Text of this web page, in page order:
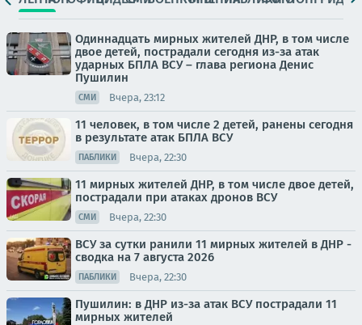
Одиннадцать мирных жителей ДНР, в том числе
двое детей, пострадали сегодня из-за атак
ударных БПЛА ВСУ – глава региона Денис
Пушилин
СМИ Вчера, 23:12
11 человек, в том числе 2 детей, ранены сегодня
в результате атак БПЛА ВСУ
ПАБЛИКИ Вчера, 22:30
11 мирных жителей ДНР, в том числе двое детей,
пострадали при атаках дронов ВСУ
СМИ Вчера, 22:30
ВСУ за сутки ранили 11 мирных жителей в ДНР -
сводка на 7 августа 2026
ПАБЛИКИ Вчера, 22:30
Пушилин: в ДНР из-за атак ВСУ пострадали 11
мирных жителей